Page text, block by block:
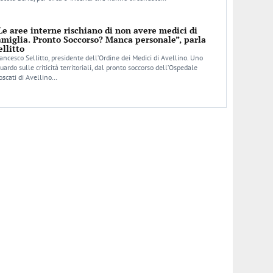
aree interne rischiano di non avere medici di
Pronto Soccorso? Manca personale”, parla
Sellitto, presidente dell’Ordine dei Medici di Avellino. Uno
sulle criticità territoriali, dal pronto soccorso dell’Ospedale
di Avellino…